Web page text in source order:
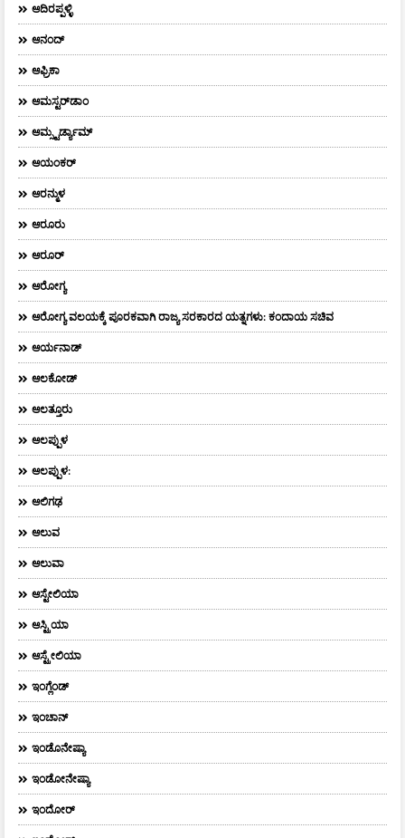
ಆದಿರಪ್ಪಳ್ಳಿ
ಆನಂದ್‌
ಆಫ್ರಿಕಾ
ಆಮಸ್ಟರ್‌ಡಾಂ
ಆಮ್ಸ್ಟರ್ಡ್ಯಾಮ್
ಆಯಂಕರ್
ಆರನ್ಮುಳ
ಆರೂರು
ಆರೂರ್
ಆರೋಗ್ಯ
ಆರೋಗ್ಯ ವಲಯಕ್ಕೆ ಪೂರಕವಾಗಿ ರಾಜ್ಯ ಸರಕಾರದ ಯತ್ನಗಳು: ಕಂದಾಯ ಸಚಿವ
ಆರ್ಯನಾಡ್
ಆಲಕೋಡ್
ಆಲತ್ತೂರು
ಆಲಪ್ಪುಳ
ಆಲಪ್ಪುಳ:
ಆಲಿಗಢ
ಆಲುವ
ಆಲುವಾ
ಆಸ್ಟೇಲಿಯಾ
ಆಸ್ಟ್ರಿಯಾ
ಆಸ್ಟ್ರೇಲಿಯಾ
ಇಂಗ್ಲೆಂಡ್
ಇಂಚಾನ್
ಇಂಡೊನೇಷ್ಯಾ
ಇಂಡೋನೇಷ್ಯಾ
ಇಂದೋರ್